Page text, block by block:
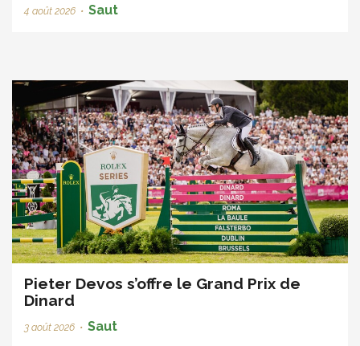
4 août 2026 • Saut
Pieter Devos s’offre le Grand Prix de
Dinard
3 août 2026 • Saut